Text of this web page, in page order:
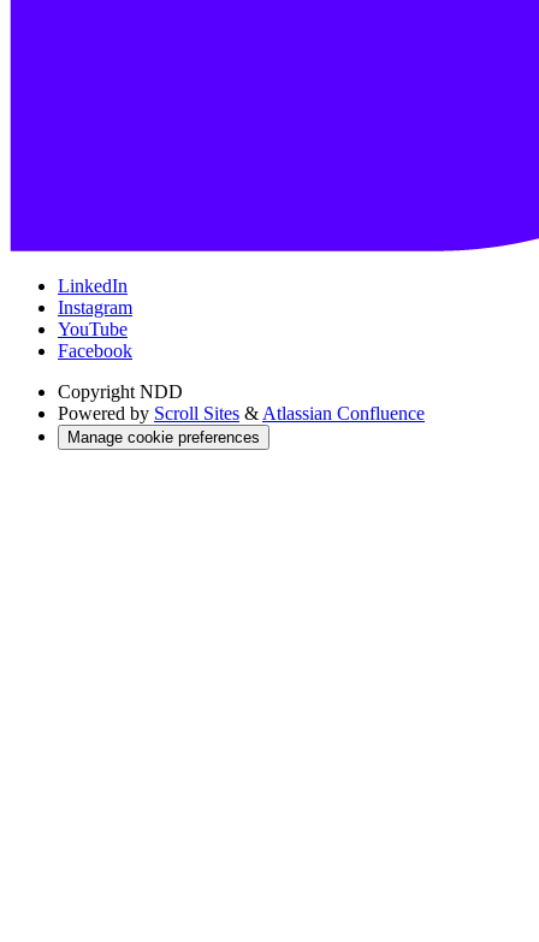
LinkedIn
Instagram
YouTube
Facebook
Copyright NDD
Powered by Scroll Sites & Atlassian Confluence
Manage cookie preferences